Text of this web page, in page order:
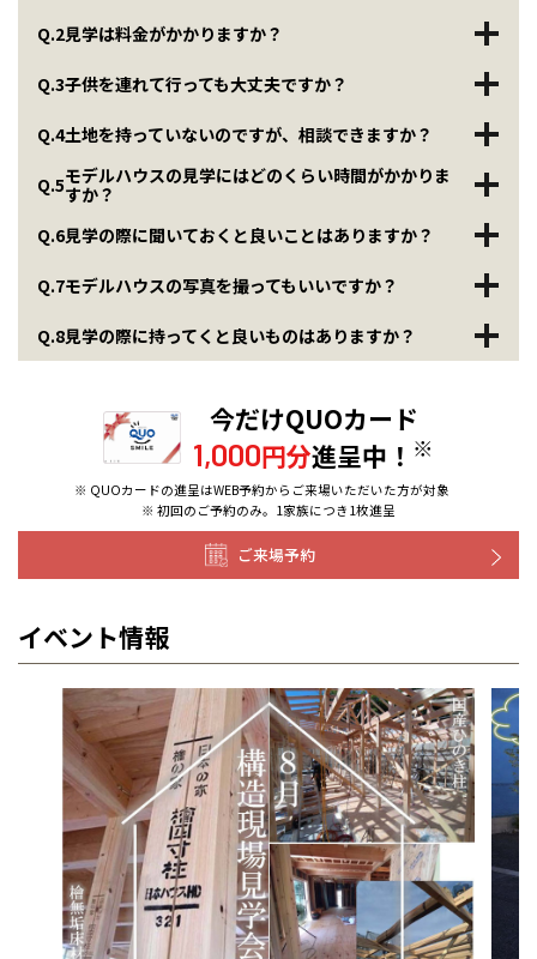
Q.2見学は料金がかかりますか？
Q.3子供を連れて行っても大丈夫ですか？
Q.4土地を持っていないのですが、相談できますか？
Q.5モデルハウスの見学にはどのくらい時間がかかりま
すか？
Q.6見学の際に聞いておくと良いことはありますか？
Q.7モデルハウスの写真を撮ってもいいですか？
Q.8見学の際に持ってくと良いものはありますか？
今だけQUOカード
1,000円分進呈中！ ※
※ QUOカードの進呈はWEB予約からご来場いただいた方が対象
※ 初回のご予約のみ。1家族につき1枚進呈
ご来場予約
イベント情報